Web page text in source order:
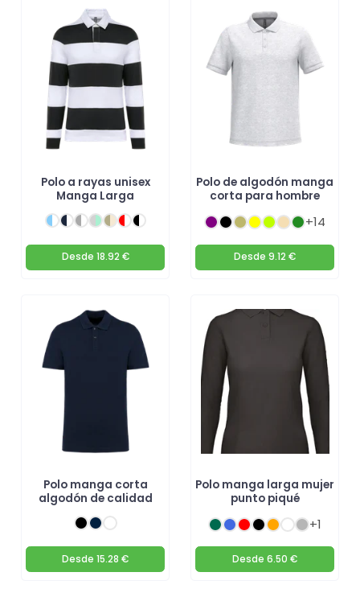
Polo a rayas unisex
Manga Larga
Desde 18.92 €
Polo de algodón manga
corta para hombre
+14
Desde 9.12 €
Polo manga corta
algodón de calidad
Desde 15.28 €
Polo manga larga mujer
punto piqué
+1
Desde 6.50 €